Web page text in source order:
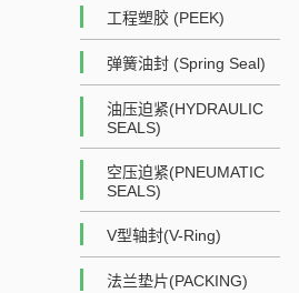
工程塑胶 (PEEK)
弹簧油封 (Spring Seal)
油压迫紧(HYDRAULIC
SEALS)
空压迫紧(PNEUMATIC
SEALS)
V型轴封(V-Ring)
法兰垫片(PACKING)